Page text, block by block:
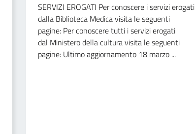
SERVIZI EROGATI Per conoscere i servizi erogati
dalla Biblioteca Medica visita le seguenti
pagine: Per conoscere tutti i servizi erogati
dal Ministero della cultura visita le seguenti
pagine: Ultimo aggiornamento 18 marzo ...